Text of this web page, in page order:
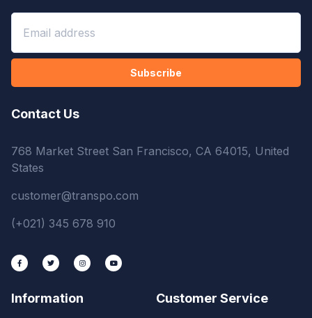
Subscribe
Contact Us
768 Market Street San Francisco, CA 64015, United
States
customer@transpo.com
(+021) 345 678 910
Information Customer Service